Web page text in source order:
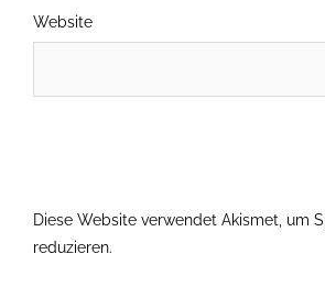
Website
Diese Website verwendet Akismet, um
reduzieren.